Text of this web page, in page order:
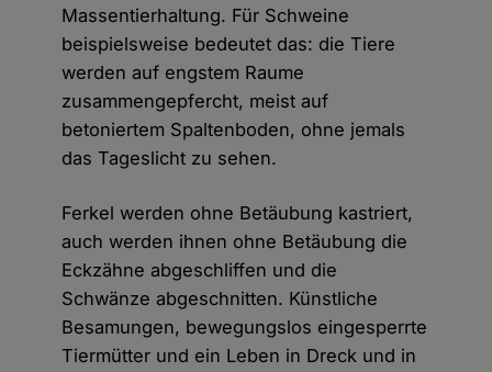
Massentierhaltung. Für Schweine
beispielsweise bedeutet das: die Tiere
werden auf engstem Raume
zusammengepfercht, meist auf
betoniertem Spaltenboden, ohne jemals
das Tageslicht zu sehen.
Ferkel werden ohne Betäubung kastriert,
auch werden ihnen ohne Betäubung die
Eckzähne abgeschliffen und die
Schwänze abgeschnitten. Künstliche
Besamungen, bewegungslos eingesperrte
Tiermütter und ein Leben in Dreck und in